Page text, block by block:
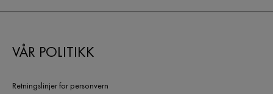
VÅR POLITIKK
Retningslinjer for personvern